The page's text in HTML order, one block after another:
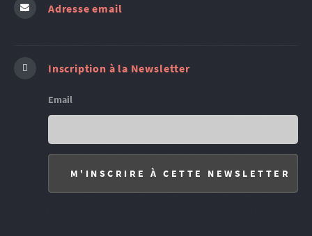
Adresse email
Inscription à la Newsletter
Email